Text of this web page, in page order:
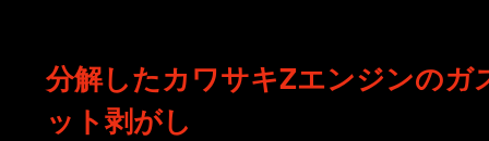
分解したカワサキZエンジンのガ
ット剥がし